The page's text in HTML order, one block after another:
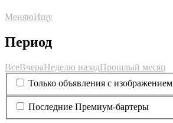
МеняюИщу
Период
ВсеВчераНеделю назадПрошлый месяц
Только объявления с изображением
Последние Премиум-бартеры